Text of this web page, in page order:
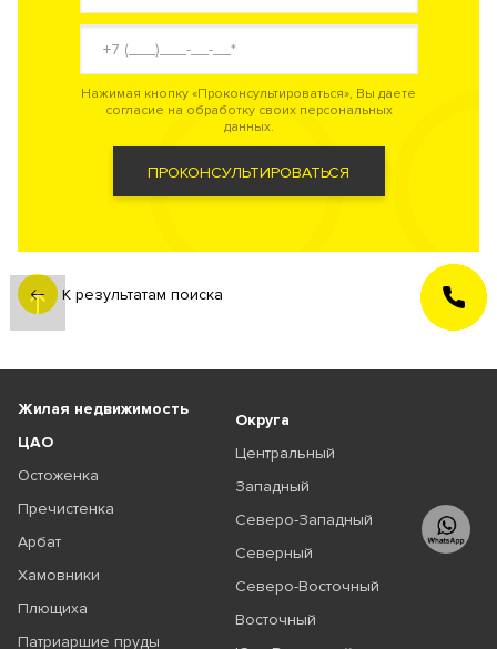
Нажимая кнопку «Проконсультироваться», Вы даете
согласие на обработку своих персональных
данных.
ПРОКОНСУЛЬТИРОВАТЬСЯ
К результатам поиска
Жилая недвижимость
ЦАО
Остоженка
Пречистенка
Арбат
Хамовники
Плющиха
Патриаршие пруды
Округа
Центральный
Западный
Северо-Западный
Северный
Северо-Восточный
Восточный
ЗАКАЗАТЬ
ЗВОНОК